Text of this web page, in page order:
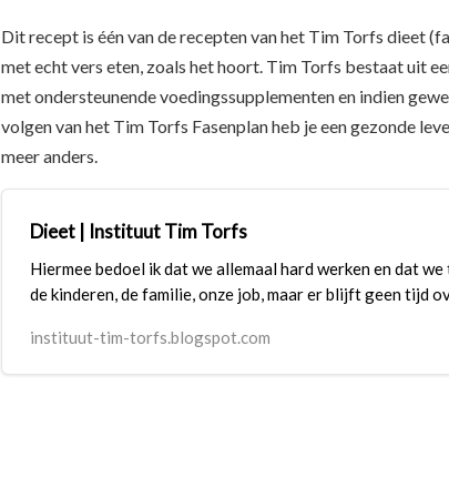
Dit recept is één van de recepten van het Tim Torfs dieet
met echt vers eten, zoals het hoort. Tim Torfs bestaat uit
met ondersteunende voedingssupplementen en indien
volgen van het Tim Torfs Fasenplan heb je een gezonde
meer anders.
Dieet | Instituut Tim Torfs
Hiermee bedoel ik dat we allemaal hard werken en dat
de kinderen, de familie, onze job, maar er blijft geen tijd
instituut-tim-torfs.blogspot.com